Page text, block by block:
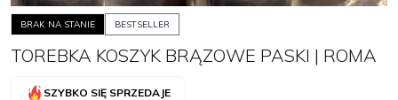
BRAK NA STANIE BESTSELLER
TOREBKA KOSZYK BRĄZOWE PASKI | ROMA
SZYBKO SIĘ SPRZEDAJE